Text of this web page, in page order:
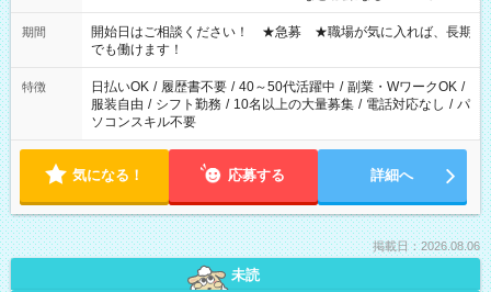
の場合、他のお仕事と合わせ週40時間超の就業はご案内できま
せん ※法令に基づき、週20時間以上勤務は社会保険への加入対
象となります ※労働者派遣法（日雇い派遣の原則禁止）によ
り、短時間・短期間の就業はご案内が難しい場合があります
期間
開始日はご相談ください！ ★急募 ★職場が気に入れば、長期
でも働けます！
特徴 日払いOK / 履歴書不要 / 40～50代活躍中 / 副業・WワークOK /
服装自由 / シフト勤務 / 10名以上の大量募集 / 電話対応なし / パ
ソコンスキル不要
気になる！ 応募する 詳細へ
掲載日：2026.08.06
未読